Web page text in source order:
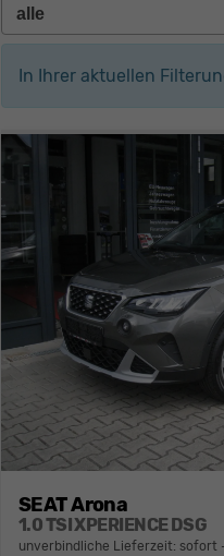
In Ihrer aktuellen
SEAT Arona
1.0 TSI XPERIENCE DSG
unverbindliche Lieferzeit: sofort